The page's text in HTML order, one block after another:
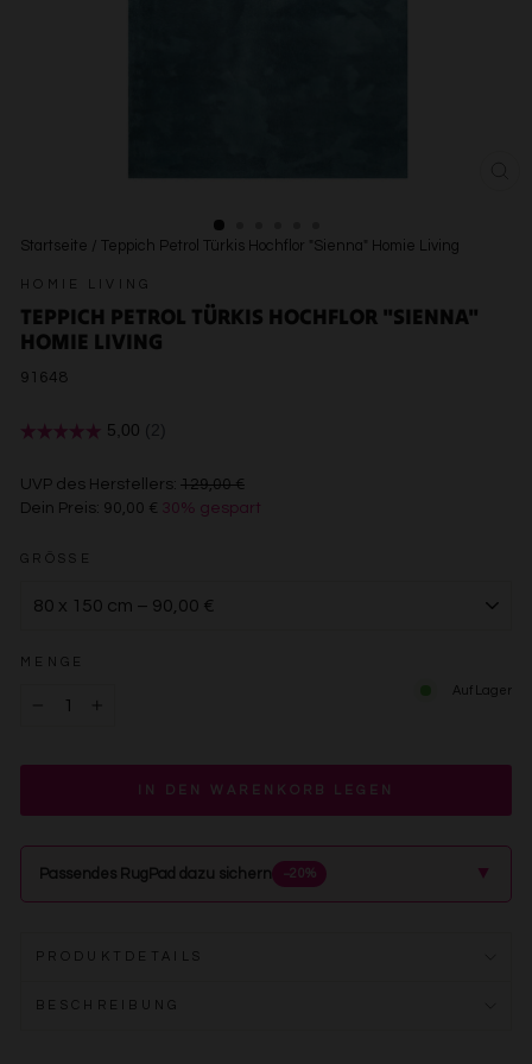
Startseite / Teppich Petrol Türkis Hochflor "Sienna" Homie Living
HOMIE LIVING
TEPPICH PETROL TÜRKIS HOCHFLOR "SIENNA"
HOMIE LIVING
91648
UVP des Herstellers: 129,00 €€129,00
Dein Preis: 90,00 € 30% gespart
GRÖSSE
MENGE
Auf Lager
IN DEN WARENKORB LEGEN
Passendes RugPad dazu sichern −20% ▲
PRODUKTDETAILS
BESCHREIBUNG